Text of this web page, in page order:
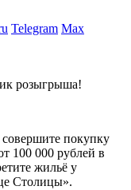
Telegram Max
розыгрыша!
покупку
100 000 рублей в
жильё у
Столицы».